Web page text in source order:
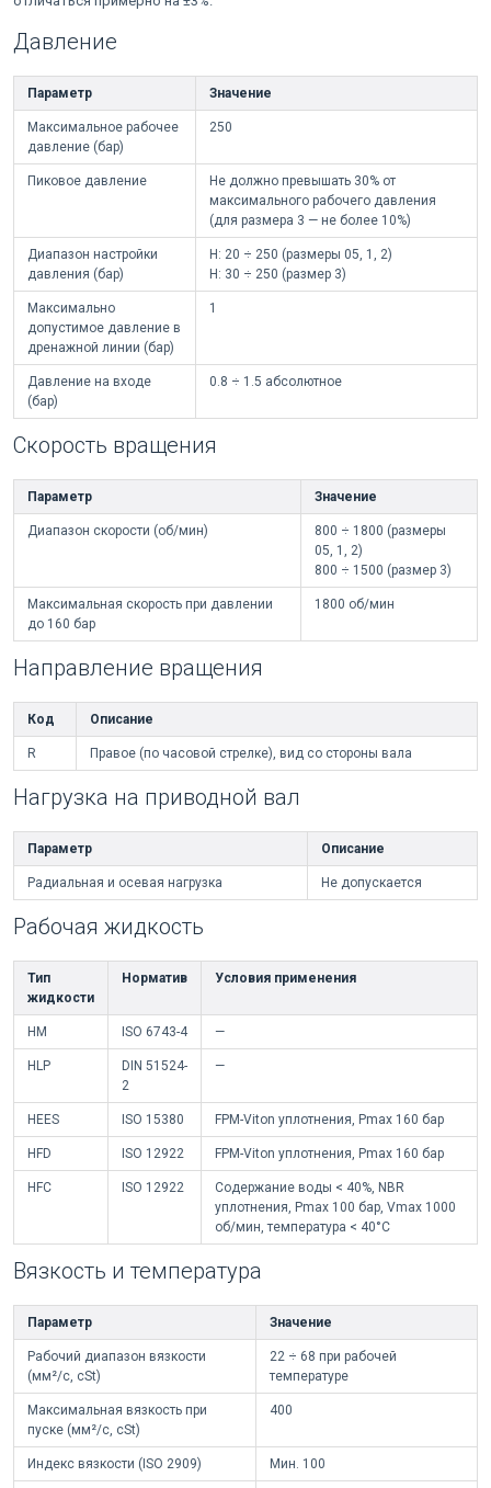
Давление
Параметр Значение
Максимальное рабочее
давление (бар)
250
Пиковое давление
Не должно превышать 30% от
максимального рабочего давления
(для размера 3 — не более 10%)
Диапазон настройки
давления (бар)
H: 20 ÷ 250 (размеры 05, 1, 2)
H: 30 ÷ 250 (размер 3)
Максимально
допустимое давление в
дренажной линии (бар)
1
Давление на входе
(бар)
0.8 ÷ 1.5 абсолютное
Скорость вращения
Параметр Значение
Диапазон скорости (об/мин)
800 ÷ 1800 (размеры
05, 1, 2)
800 ÷ 1500 (размер 3)
Максимальная скорость при давлении
до 160 бар
1800 об/мин
Направление вращения
Код Описание
R Правое (по часовой стрелке), вид со стороны вала
Нагрузка на приводной вал
Параметр Описание
Радиальная и осевая нагрузка Не допускается
Рабочая жидкость
Тип
жидкости
Норматив Условия применения
HM ISO 6743-4 —
HLP
DIN 51524-
2
—
HEES ISO 15380 FPM-Viton уплотнения, Pmax 160 бар
HFD ISO 12922 FPM-Viton уплотнения, Pmax 160 бар
HFC ISO 12922
Содержание воды < 40%, NBR
уплотнения, Pmax 100 бар, Vmax 1000
об/мин, температура < 40°C
Вязкость и температура
Параметр Значение
Рабочий диапазон вязкости
(мм²/с, cSt)
22 ÷ 68 при рабочей
температуре
Максимальная вязкость при
пуске (мм²/с, cSt)
400
Индекс вязкости (ISO 2909) Мин. 100